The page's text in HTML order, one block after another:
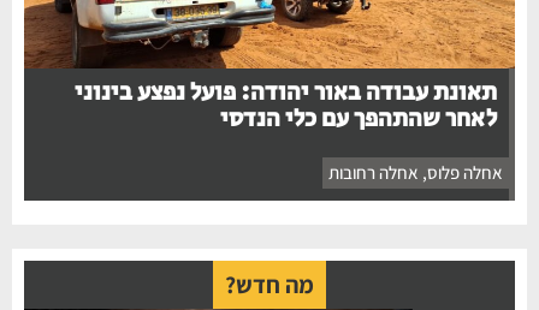
תאונת עבודה באור יהודה: פועל נפצע בינוני
לאחר שהתהפך עם כלי הנדסי
אחלה פלוס, אחלה רחובות
מה חדש?